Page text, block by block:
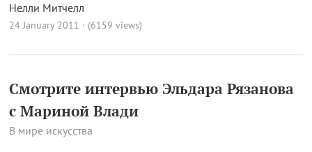
Нелли Митчелл
24 January 2011 · (6159 views)
Смотрите интервью Эльдара Рязанова
с Мариной Влади
В мире искусства